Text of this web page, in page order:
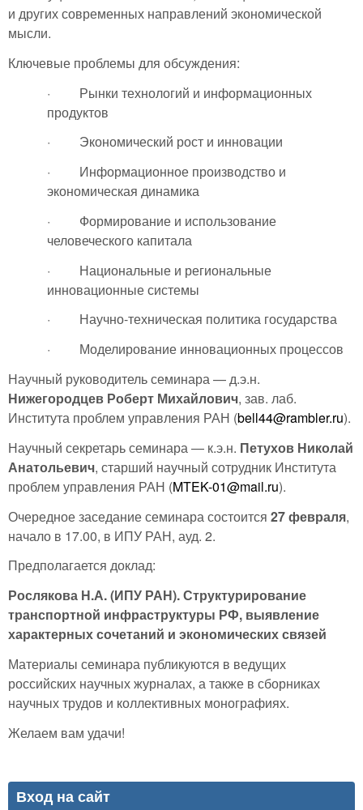
и других современных направлений экономической
мысли.
Ключевые проблемы для обсуждения:
· Рынки технологий и информационных
продуктов
· Экономический рост и инновации
· Информационное производство и
экономическая динамика
· Формирование и использование
человеческого капитала
· Национальные и региональные
инновационные системы
· Научно-техническая политика государства
· Моделирование инновационных процессов
Научный руководитель семинара — д.э.н.
Нижегородцев Роберт Михайлович, зав. лаб.
Института проблем управления РАН (bell44@rambler.ru).
Научный секретарь семинара — к.э.н. Петухов Николай
Анатольевич, старший научный сотрудник Института
проблем управления РАН (MTEK-01@mail.ru).
Очередное заседание семинара состоится 27 февраля,
начало в 17.00, в ИПУ РАН, ауд. 2.
Предполагается доклад:
Рослякова Н.А. (ИПУ РАН). Структурирование
транспортной инфраструктуры РФ, выявление
характерных сочетаний и экономических связей
Материалы семинара публикуются в ведущих
российских научных журналах, а также в сборниках
научных трудов и коллективных монографиях.
Желаем вам удачи!
Вход на сайт